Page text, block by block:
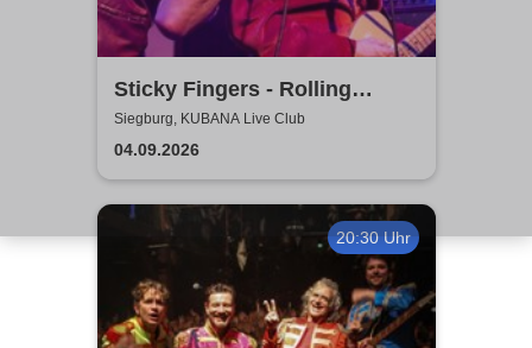
Sticky Fingers - Rolling
Stones Tribute
Siegburg, KUBANA Live Club
04.09.2026
20:30 Uhr